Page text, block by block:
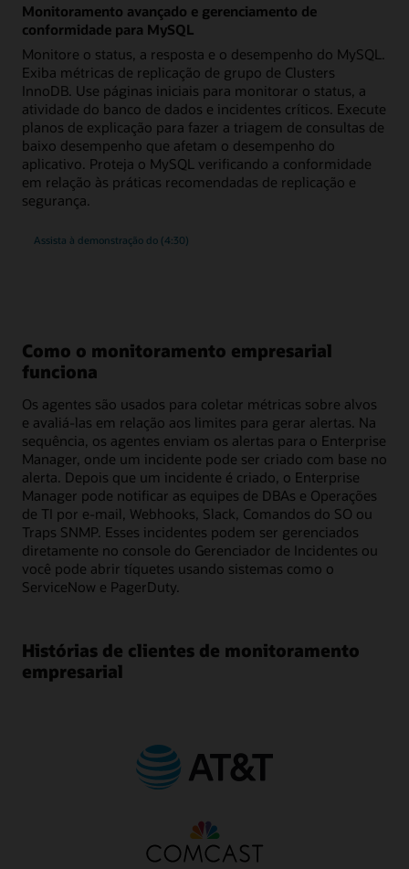
de
500
métricas
Monitoramento avançado e gerenciamento de
conformidade para MySQL
Monitore o status, a resposta e o desempenho do MySQL.
Exiba métricas de replicação de grupo de Clusters
InnoDB. Use páginas iniciais para monitorar o status, a
atividade do banco de dados e incidentes críticos. Execute
planos de explicação para fazer a triagem de consultas de
baixo desempenho que afetam o desempenho do
aplicativo. Proteja o MySQL verificando a conformidade
em relação às práticas recomendadas de replicação e
segurança.
Assista à demonstração do
avançando
(4:30)
Como o monitoramento empresarial
funciona
Os agentes são usados para coletar métricas sobre alvos
e avaliá-las em relação aos limites para gerar alertas. Na
sequência, os agentes enviam os alertas para o Enterprise
Manager, onde um incidente pode ser criado com base no
alerta. Depois que um incidente é criado, o Enterprise
Manager pode notificar as equipes de DBAs e Operações
de TI por e-mail, Webhooks, Slack, Comandos do SO ou
Traps SNMP. Esses incidentes podem ser gerenciados
diretamente no console do Gerenciador de Incidentes ou
você pode abrir tíquetes usando sistemas como o
ServiceNow e PagerDuty.
Histórias de clientes de monitoramento
empresarial